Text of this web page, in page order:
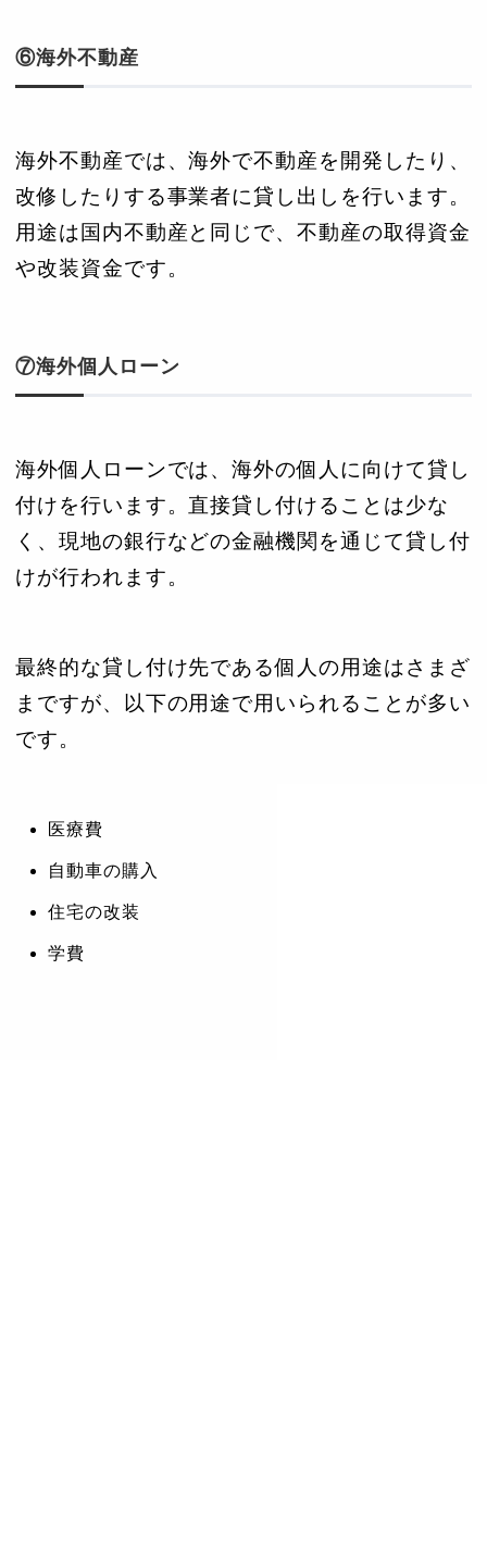
⑥海外不動産
海外不動産では、海外で不動産を開発したり、
改修したりする事業者に貸し出しを行います。
用途は国内不動産と同じで、不動産の取得資金
や改装資金です。
⑦海外個人ローン
海外個人ローンでは、海外の個人に向けて貸し
付けを行います。直接貸し付けることは少な
く、現地の銀行などの金融機関を通じて貸し付
けが行われます。
最終的な貸し付け先である個人の用途はさまざ
まですが、以下の用途で用いられることが多い
です。
医療費
自動車の購入
住宅の改装
学費